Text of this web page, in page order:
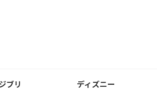
ブリ ディズニー